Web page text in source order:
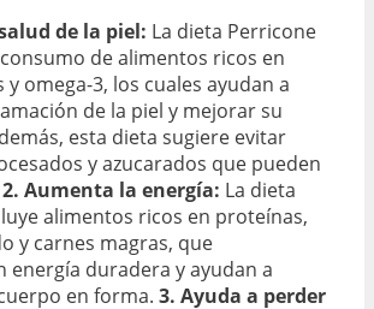
de la piel: La dieta Perricone
de alimentos ricos en
omega-3, los cuales ayudan a
de la piel y mejorar su
esta dieta sugiere evitar
y azucarados que pueden
2. Aumenta la energía: La dieta
alimentos ricos en proteínas,
y carnes magras, que
energía duradera y ayudan a
en forma. 3. Ayuda a perder